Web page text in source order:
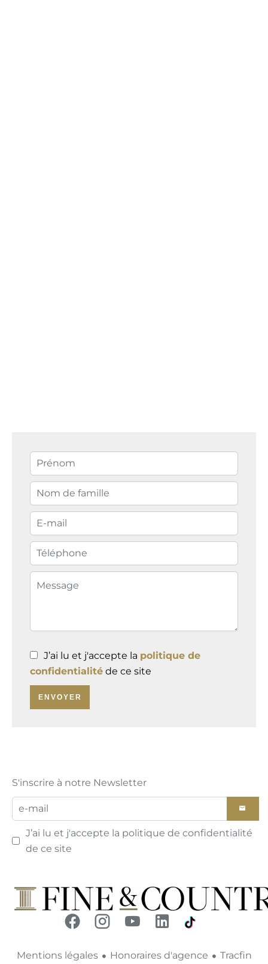
J’ai lu et j'accepte la politique de
confidentialité de ce site
ENVOYER
S'inscrire à notre Newsletter
J’ai lu et j'accepte la politique de confidentialité
de ce site
Mentions légales Honoraires d'agence Tracfin